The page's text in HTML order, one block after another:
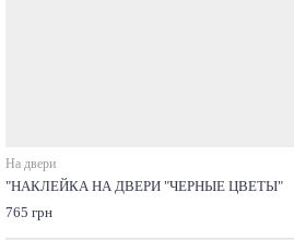
На двери
"НАКЛЕЙКА НА ДВЕРИ "ЧЕРНЫЕ ЦВЕТЫ"
765 грн